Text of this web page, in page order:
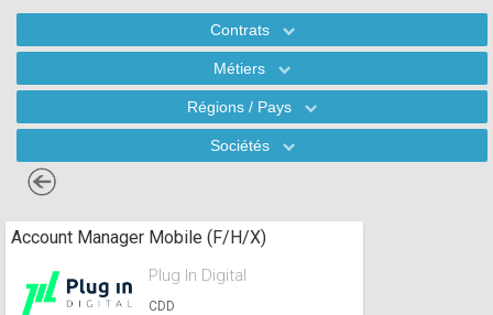
Contrats
Métiers
Régions / Pays
Sociétés
CDD
Account Manager Mobile (F/H/X)
Plug In Digital